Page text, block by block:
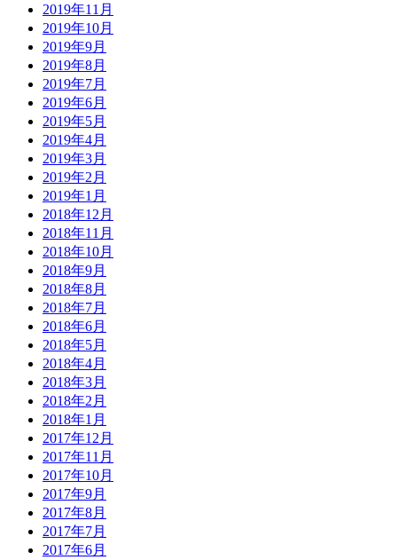
2019年11月
2019年10月
2019年9月
2019年8月
2019年7月
2019年6月
2019年5月
2019年4月
2019年3月
2019年2月
2019年1月
2018年12月
2018年11月
2018年10月
2018年9月
2018年8月
2018年7月
2018年6月
2018年5月
2018年4月
2018年3月
2018年2月
2018年1月
2017年12月
2017年11月
2017年10月
2017年9月
2017年8月
2017年7月
2017年6月